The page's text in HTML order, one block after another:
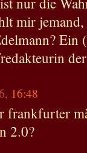
mir
Ein
16:48
frankfurter
2.0?